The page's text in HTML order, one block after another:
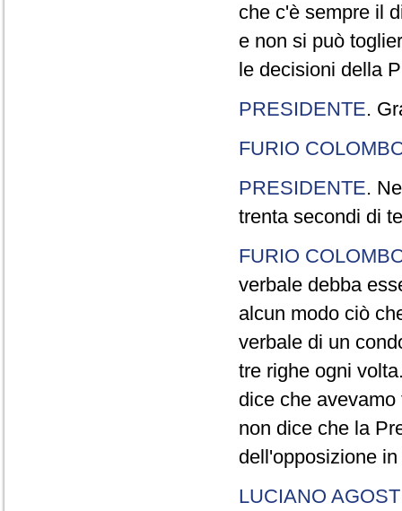
che c'è sempre il
e non si può
le decisioni della
PRESIDENTE.
FURIO
PRESIDENTE.
trenta secondi di
FURIO
verbale debba
alcun modo ciò
verbale di un
tre righe ogni
dice che
non dice che la
dell'opposizione
LUCIANO